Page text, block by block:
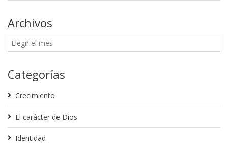
Archivos
Categorías
Crecimiento
El carácter de Dios
Identidad